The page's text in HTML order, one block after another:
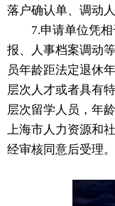
落户确认单、调动
7.申请单位凭相
报、人事档案调动
员年龄距法定退休
层次人才或者具有
层次留学人员，年
上海市人力资源和
经审核同意后受理。